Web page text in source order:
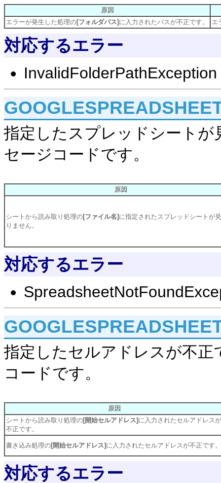
原因
エラーが発生した処理の[フォルダパス]に入力されたパスが不正です。 エ
対応するエラー
InvalidFolderPathException
指定したスプレッドシート
セージコードです。
原因
シートから読み取り処理の[ファイル名]に指定されたスプレッドシートが
りません。
対応するエラー
指定したセルアドレスが不
コードです。
原因
シートから読み取り処理の[開始セルアドレス]に入力されたセルアドレスが
不正です。
書き込み処理の[開始セルアドレス]に入力されたセルアドレスが不正です。
対応するエラー